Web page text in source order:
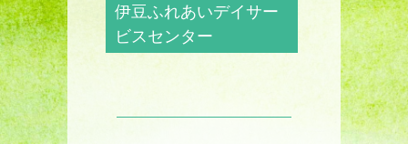
伊豆ふれあいデイサー
ビスセンター